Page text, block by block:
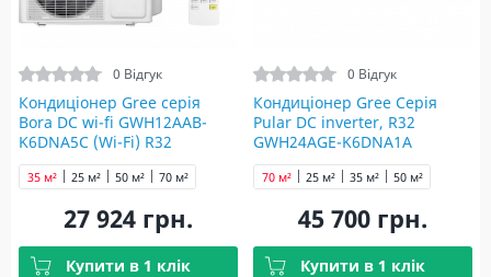
0 Відгук
Кондиціонер Gree серія
Bora DC wi-fi GWH12AAB-
K6DNA5С (Wi-Fi) R32
25 м²
35 м² 50 м² 70 м²
27 924 грн.
Купити в 1 клік
0 Відгук
Кондиціонер Gree Серія
Pular DC inverter, R32
GWH24AGE-K6DNA1A
25 м² 35 м² 50 м²
70 м²
45 700 грн.
Купити в 1 клік